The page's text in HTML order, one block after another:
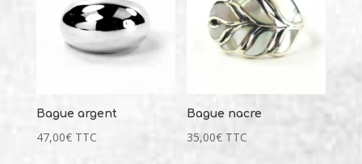
Bague argent
47,00€ TTC
Bague nacre
35,00€ TTC